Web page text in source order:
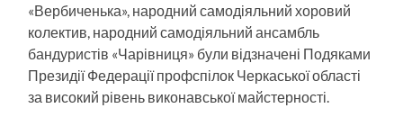
«Вербиченька», народний самодіяльний хоровий
колектив, народний самодіяльний ансамбль
бандуристів «Чарівниця» були відзначені Подяками
Президії Федерації профспілок Черкаської області
за високий рівень виконавської майстерності.